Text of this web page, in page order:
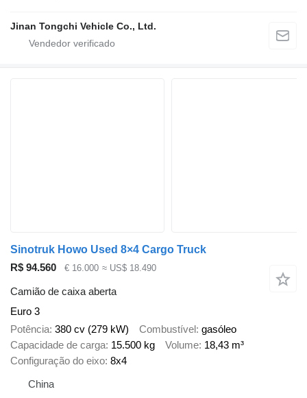
Jinan Tongchi Vehicle Co., Ltd.
Sinotruk Howo Used 8×4 Cargo Truck
R$ 94.560
€ 16.000 ≈ US$ 18.490
Camião de caixa aberta
Euro 3
Potência 380 cv (279 kW) Combustível gasóleo
Capacidade de carga 15.500 kg Volume 18,43 m³
Configuração do eixo 8x4
China